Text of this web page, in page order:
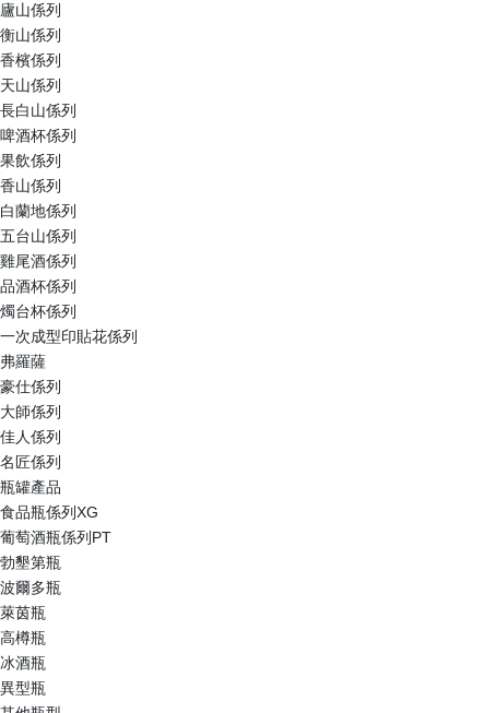
廬山係列
衡山係列
香檳係列
天山係列
長白山係列
啤酒杯係列
果飲係列
香山係列
白蘭地係列
五台山係列
雞尾酒係列
品酒杯係列
燭台杯係列
一次成型印貼花係列
弗羅薩
豪仕係列
大師係列
佳人係列
名匠係列
瓶罐產品
食品瓶係列XG
葡萄酒瓶係列PT
勃墾第瓶
波爾多瓶
萊茵瓶
高樽瓶
冰酒瓶
異型瓶